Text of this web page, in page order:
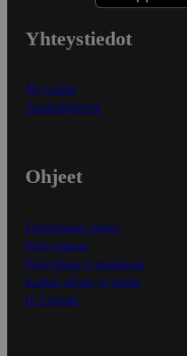
Yhteystiedot
Myymälät
Asiakaspalvelu
Ohjeet
Ensitilaajan ohjeet
Näin maksat
Näin tilaat ja muokkaat
Kaikki ohjeet ja vinkit
In English